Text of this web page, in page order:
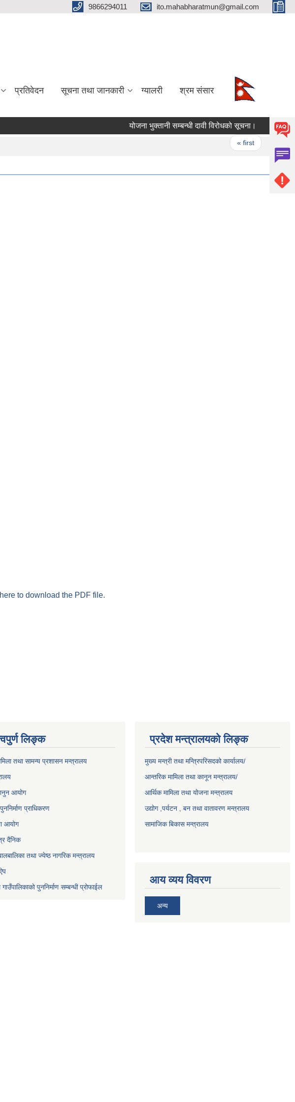
9866294011 ito.mahabharatmun@gmail.com
प्रतिवेदन सूचना तथा जानकारी ग्यालरी श्रम संसार
योजना भुक्तानी सम्बन्धी दावी विरोधको सूचना।
« first
to download the PDF file.
लिङ्क
तथा सामन्य प्रशासन मन्त्रालय
आयोग
पुननिर्माण प्राधिकरण
आयोग
दैनिक
तथा ज्येष्ठ नागरिक मन्त्रालय
गाउँपालिकाको पुननिर्माण सम्बन्धी प्रोफाईल
प्रदेश मन्त्रालयको लिङ्क
मुख्य मन्त्री तथा मन्त्रिपरिसदको कार्यालय/
आन्तरिक मामिला तथा कानून मन्त्रालय/
आर्थिक मामिला तथा योजना मन्त्रालय
उद्योग ,पर्यटन , बन तथा वातावरण मन्त्रालय
सामाजिक बिकास मन्त्रालय
आय व्यय विवरण
अन्य